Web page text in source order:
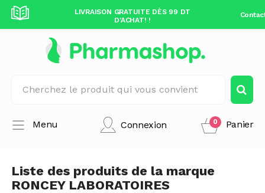
99 DT
LIVRAISON GRATUITE DÈS 99 DT
D'ACHAT! !
Connexion Panier
0
Menu
Liste des produits de la marque
RONCEY LABORATOIRES